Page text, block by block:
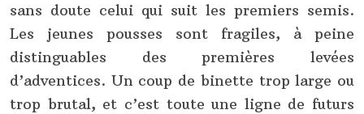
sans doute celui qui suit les premiers semis.
Les jeunes pousses sont fragiles, à peine
distinguables des premières levées
d’adventices. Un coup de binette trop large ou
trop brutal, et c’est toute une ligne de futurs